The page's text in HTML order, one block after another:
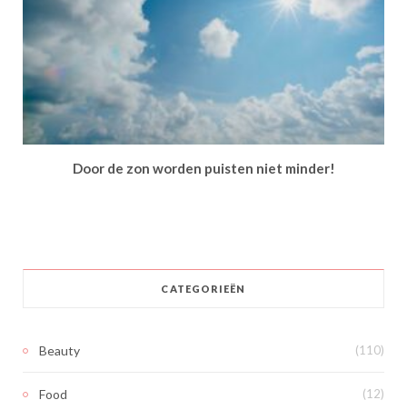
Door de zon worden puisten niet minder!
CATEGORIEËN
Beauty (110)
Food (12)